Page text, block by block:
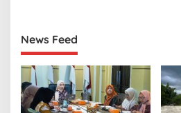
s
i
p
o
News Feed